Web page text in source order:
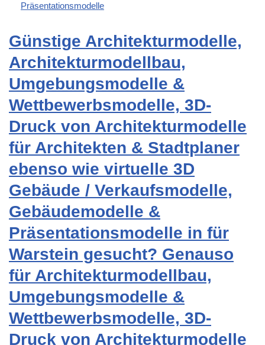
Präsentationsmodelle
Günstige Architekturmodelle,
Architekturmodellbau,
Umgebungsmodelle &
Wettbewerbsmodelle, 3D-
Druck von Architekturmodelle
für Architekten & Stadtplaner
ebenso wie virtuelle 3D
Gebäude / Verkaufsmodelle,
Gebäudemodelle &
Präsentationsmodelle in für
Warstein gesucht? Genauso
für Architekturmodellbau,
Umgebungsmodelle &
Wettbewerbsmodelle, 3D-
Druck von Architekturmodelle